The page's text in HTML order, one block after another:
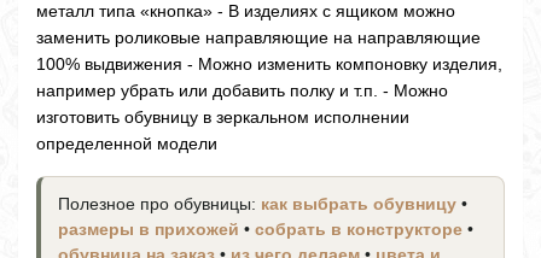
металл типа «кнопка» - В изделиях с ящиком можно
заменить роликовые направляющие на направляющие
100% выдвижения - Можно изменить компоновку изделия,
например убрать или добавить полку и т.п. - Можно
изготовить обувницу в зеркальном исполнении
определенной модели
Полезное про обувницы: как выбрать обувницу •
размеры в прихожей • собрать в конструкторе •